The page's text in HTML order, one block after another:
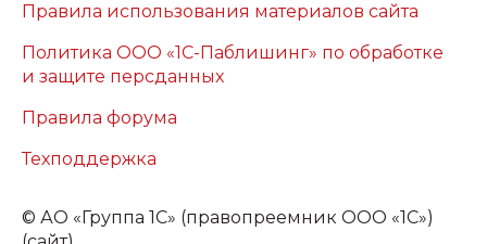
Правила использования материалов сайта
Политика ООО «1С-Паблишинг» по обработке
и защите персданных
Правила форума
Техподдержка
© АО «Группа 1С» (правопреемник ООО «1С»)